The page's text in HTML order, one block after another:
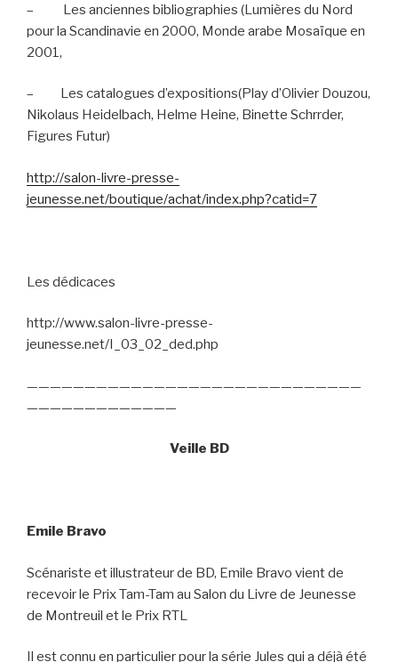
–
Les anciennes bibliographies (Lumières du Nord
pour la Scandinavie en 2000, Monde arabe Mosaïque en
2001,
–
Les catalogues d’expositions(Play d’Olivier Douzou,
Nikolaus Heidelbach, Helme Heine, Binette Schrrder,
Figures Futur)
http://salon-livre-presse-
jeunesse.net/boutique/achat/index.php?catid=7
Les dédicaces
http://www.salon-livre-presse-
jeunesse.net/I_03_02_ded.php
—————————————————————————————
—————————————
Veille BD
Emile Bravo
Scénariste et illustrateur de BD, Emile Bravo vient de
recevoir le Prix Tam-Tam au Salon du Livre de Jeunesse
de Montreuil et le Prix RTL
Il est connu en particulier pour la série Jules qui a déjà été